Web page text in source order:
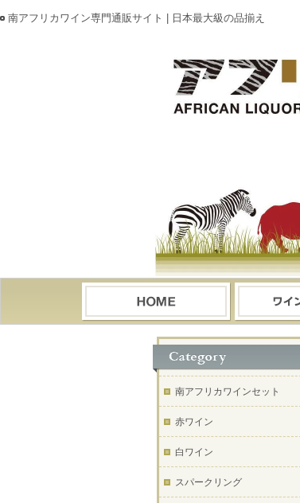
南アフリカワイン専門通販サイト | 日本最大級の品揃え
南アフリカワインセット
赤ワイン
白ワイン
スパークリング